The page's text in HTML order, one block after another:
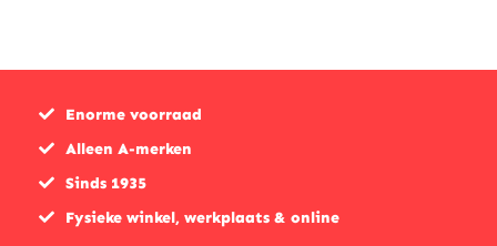
Enorme voorraad
Alleen A-merken
Sinds 1935
Fysieke winkel, werkplaats & online